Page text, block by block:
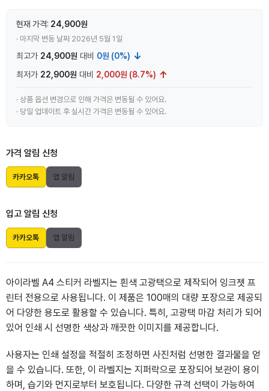
현재 가격: 24,900원
· 마지막 변동 날짜 2026년 5월 1일
최고가 24,900원 대비 0원 (0%) ↓
최저가 22,900원 대비 2,000원 (8.7%) ↑
· 상품 옵션 변경으로 인해 가격은 변동될 수 있어요.
· 당일 업데이트 후 실시간 가격은 변동될 수 있어요.
가격 알림 신청
카카오톡 앱 알림
입고 알림 신청
카카오톡 앱 알림
아이라벨 A4 스티커 라벨지는 흰색 고광택으로 제작되어 잉크젯 프
린터 전용으로 사용됩니다. 이 제품은 100매의 대량 포장으로 제공되
어 다양한 용도로 활용할 수 있습니다. 특히, 고광택 마감 처리가 되어
있어 인쇄 시 선명한 색상과 깨끗한 이미지를 제공합니다.
사용자는 인쇄 설정을 적절히 조정하면 사진처럼 선명한 결과물을 얻
을 수 있습니다. 또한, 이 라벨지는 지퍼락으로 포장되어 보관이 용이
하며, 습기와 먼지로부터 보호됩니다. 다양한 규격 선택이 가능하여